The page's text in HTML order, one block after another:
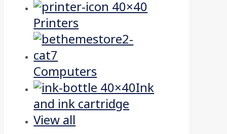
Printers
Computers
Ink
and ink cartridge
View all